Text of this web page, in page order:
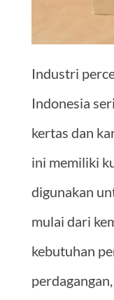
Industri
Indonesia
kertas dan
ini memiliki
digunakan
mulai dari
kebutuhan